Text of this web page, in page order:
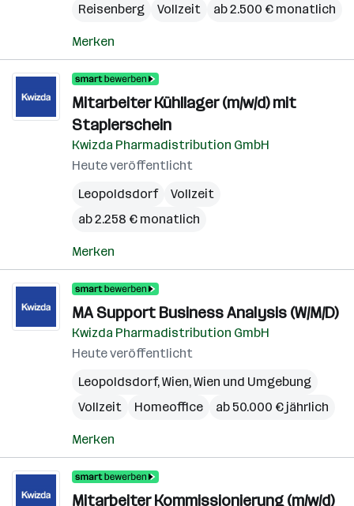
Reisenberg
Vollzeit ab 2.500 € monatlich
Merken
Mitarbeiter Kühllager (m/w/d) mit
Staplerschein
Kwizda Pharmadistribution GmbH
Heute veröffentlicht
Leopoldsdorf
Vollzeit
ab 2.258 € monatlich
Merken
MA Support Business Analysis (W/M/D)
Kwizda Pharmadistribution GmbH
Heute veröffentlicht
Leopoldsdorf,Wien,Wien und Umgebung
Vollzeit
Homeoffice ab 50.000 € jährlich
Merken
Mitarbeiter Kommissionierung (m/w/d)